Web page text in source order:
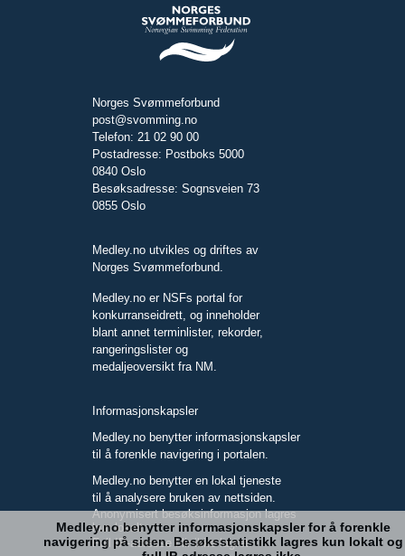
Norges Svømmeforbund
post@svomming.no
Telefon: 21 02 90 00
Postadresse: Postboks 5000
0840 Oslo
Besøksadresse: Sognsveien 73
0855 Oslo
Medley.no utvikles og driftes av
Norges Svømmeforbund.
Medley.no er NSFs portal for
konkurranseidrett, og inneholder
blant annet terminlister, rekorder,
rangeringslister og
medaljeoversikt fra NM.
Informasjonskapsler
Medley.no benytter informasjonskapsler
til å forenkle navigering i portalen.
Medley.no benytter en lokal tjeneste
til å analysere bruken av nettsiden.
Anonymisert besøksinformasjon lagres
kun lokalt.
Full IP-adresse blir ikke lagret.
Medley.no benytter informasjonskapsler for å forenkle
navigering på siden. Besøksstatistikk lagres kun lokalt og